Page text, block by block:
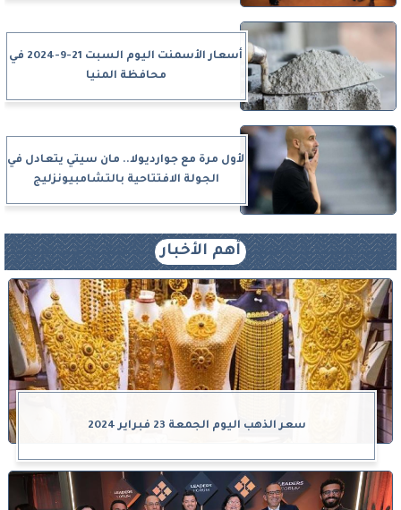
أسعار الأسمنت اليوم السبت 21-9-2024 في
محافظة المنيا
لأول مرة مع جوارديولا.. مان سيتي يتعادل في
الجولة الافتتاحية بالتشامبيونزليج
أهم الأخبار
سعر الذهب اليوم الجمعة 23 فبراير 2024